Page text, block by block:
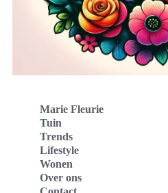
Marie Fleurie
Tuin
Trends
Lifestyle
Wonen
Over ons